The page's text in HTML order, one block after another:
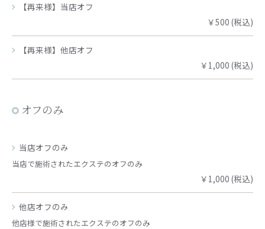
【再来様】当店オフ
￥500 (税込)
【再来様】他店オフ
￥1,000 (税込)
オフのみ
当店オフのみ
当店で施術されたエクステのオフのみ
￥1,000 (税込)
他店オフのみ
他店様で施術されたエクステのオフのみ